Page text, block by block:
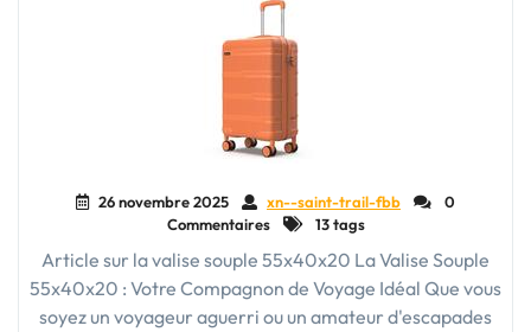
Vos
Déplacements"
26 novembre 2025 xn--saint-trail-fbb
0
Commentaires
13 tags
Article sur la valise souple 55x40x20 La Valise Souple
55x40x20 : Votre Compagnon de Voyage Idéal Que vous
soyez un voyageur aguerri ou un amateur d'escapades